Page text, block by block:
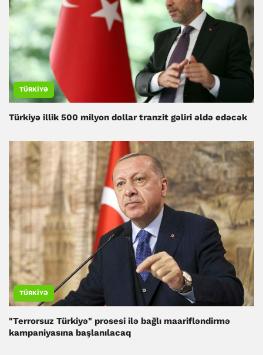
TÜRKIYƏ
Türkiyə illik 500 milyon dollar tranzit gəliri əldə edəcək
TÜRKIYƏ
"Terrorsuz Türkiyə" prosesi ilə bağlı maarifləndirmə
kampaniyasına başlanılacaq